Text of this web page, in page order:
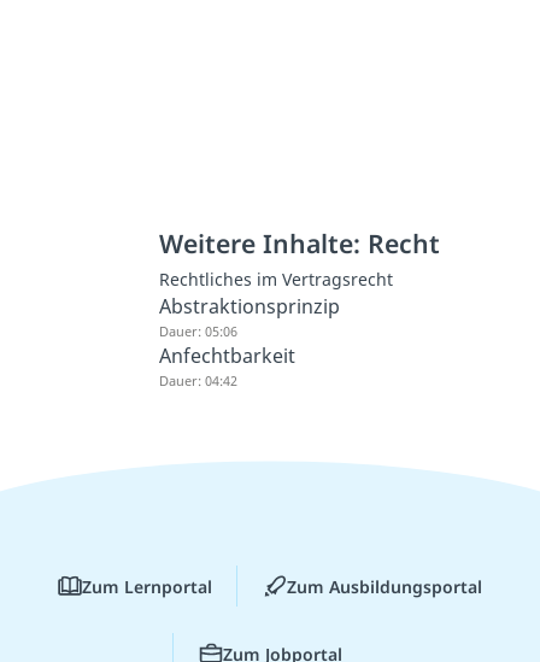
Weitere Inhalte: Recht
Rechtliches im Vertragsrecht
Abstraktionsprinzip
Dauer: 05:06
Anfechtbarkeit
Dauer: 04:42
Zum Lernportal Zum Ausbildungsportal
Zum Jobportal